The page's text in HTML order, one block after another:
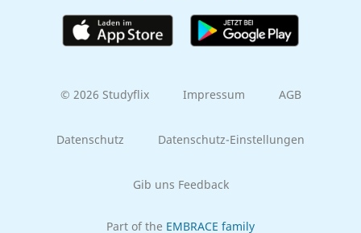
© 2026 Studyflix Impressum AGB
Datenschutz Datenschutz-Einstellungen
Gib uns Feedback
Part of the EMBRACE family